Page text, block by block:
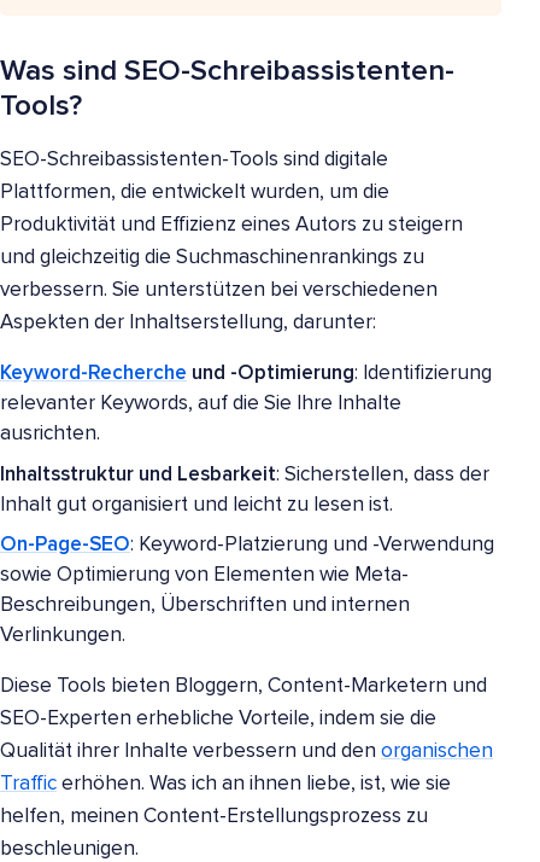
Was sind SEO-Schreibassistenten-
Tools?
SEO-Schreibassistenten-Tools sind digitale
Plattformen, die entwickelt wurden, um die
Produktivität und Effizienz eines Autors zu steigern
und gleichzeitig die Suchmaschinenrankings zu
verbessern. Sie unterstützen bei verschiedenen
Aspekten der Inhaltserstellung, darunter:
Keyword-Recherche und -Optimierung: Identifizierung
relevanter Keywords, auf die Sie Ihre Inhalte
ausrichten.
Inhaltsstruktur und Lesbarkeit: Sicherstellen, dass der
Inhalt gut organisiert und leicht zu lesen ist.
On-Page-SEO: Keyword-Platzierung und -Verwendung
sowie Optimierung von Elementen wie Meta-
Beschreibungen, Überschriften und internen
Verlinkungen.
Diese Tools bieten Bloggern, Content-Marketern und
SEO-Experten erhebliche Vorteile, indem sie die
Qualität ihrer Inhalte verbessern und den organischen
Traffic erhöhen. Was ich an ihnen liebe, ist, wie sie
helfen, meinen Content-Erstellungsprozess zu
beschleunigen.